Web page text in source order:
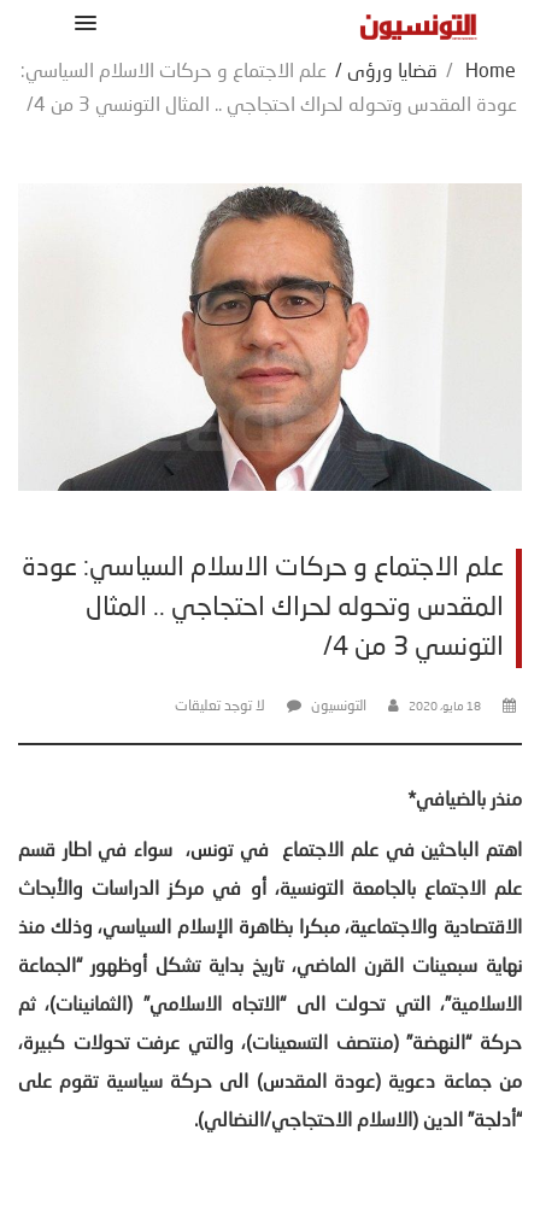
Home
/ قضايا ورؤى / علم الاجتماع و حركات الاسلام السياسي:
عودة المقدس وتحوله لحراك احتجاجي .. المثال التونسي 3 من 4/
علم الاجتماع و حركات الاسلام السياسي: عودة
المقدس وتحوله لحراك احتجاجي .. المثال
التونسي 3 من 4/
18 مايو، 2020 التونسيون لا توجد تعليقات
منذر بالضيافي*
اهتم الباحثين في علم الاجتماع في تونس، سواء في اطار قسم
علم الاجتماع بالجامعة التونسية، أو في مركز الدراسات والأبحاث
الاقتصادية والاجتماعية، مبكرا بظاهرة الإسلام السياسي، وذلك منذ
نهاية سبعينات القرن الماضي، تاريخ بداية تشكل أوظهور “الجماعة
الاسلامية”، التي تحولت الى “الاتجاه الاسلامي” (الثمانينات)، ثم
حركة “النهضة” (منتصف التسعينات)، والتي عرفت تحولات كبيرة،
من جماعة دعوية (عودة المقدس) الى حركة سياسية تقوم على
“أدلجة” الدين (الاسلام الاحتجاجي/النضالي).